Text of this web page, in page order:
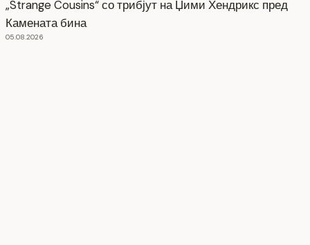
„Strange Cousins“ со трибјут на Џими Хендрикс пред
Камената бина
05.08.2026